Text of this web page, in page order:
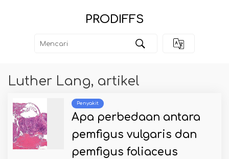
PRODIFFS
Luther Lang, artikel
Penyakit
Apa perbedaan antara
pemfigus vulgaris dan
pemfigus foliaceus